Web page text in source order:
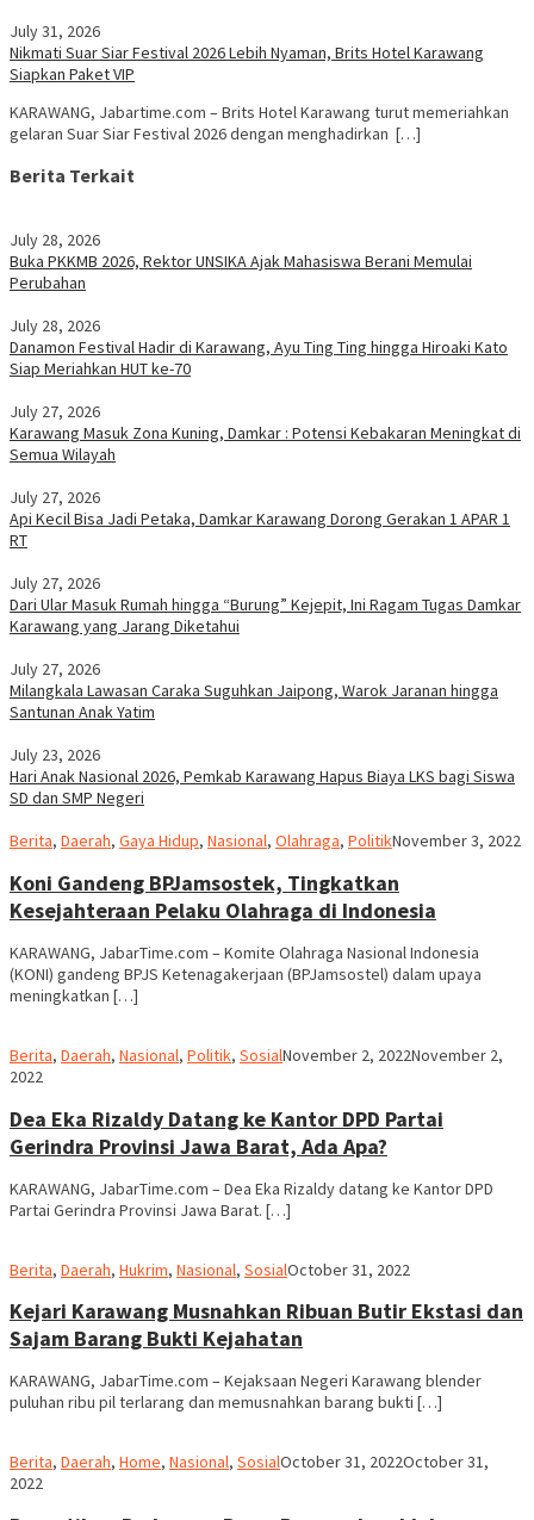
July 31, 2026
Nikmati Suar Siar Festival 2026 Lebih Nyaman, Brits Hotel Karawang
Siapkan Paket VIP
KARAWANG, Jabartime.com – Brits Hotel Karawang turut memeriahkan
gelaran Suar Siar Festival 2026 dengan menghadirkan […]
Berita Terkait
July 28, 2026
Buka PKKMB 2026, Rektor UNSIKA Ajak Mahasiswa Berani Memulai
Perubahan
July 28, 2026
Danamon Festival Hadir di Karawang, Ayu Ting Ting hingga Hiroaki Kato
Siap Meriahkan HUT ke-70
July 27, 2026
Karawang Masuk Zona Kuning, Damkar : Potensi Kebakaran Meningkat di
Semua Wilayah
July 27, 2026
Api Kecil Bisa Jadi Petaka, Damkar Karawang Dorong Gerakan 1 APAR 1
RT
July 27, 2026
Dari Ular Masuk Rumah hingga “Burung” Kejepit, Ini Ragam Tugas Damkar
Karawang yang Jarang Diketahui
July 27, 2026
Milangkala Lawasan Caraka Suguhkan Jaipong, Warok Jaranan hingga
Santunan Anak Yatim
July 23, 2026
Hari Anak Nasional 2026, Pemkab Karawang Hapus Biaya LKS bagi Siswa
SD dan SMP Negeri
JabarTime.com
Berita, Daerah, Gaya Hidup, Nasional, Olahraga, Politikadmin
November 3, 2022
Koni Gandeng BPJamsostek, Tingkatkan
Kesejahteraan Pelaku Olahraga di Indonesia
KARAWANG, JabarTime.com – Komite Olahraga Nasional Indonesia
(KONI) gandeng BPJS Ketenagakerjaan (BPJamsostel) dalam upaya
meningkatkan […]
Berita, Daerah, Nasional, Politik, Sosialadmin
November 2, 2022November 2,
2022
Dea Eka Rizaldy Datang ke Kantor DPD Partai
Gerindra Provinsi Jawa Barat, Ada Apa?
KARAWANG, JabarTime.com – Dea Eka Rizaldy datang ke Kantor DPD
Partai Gerindra Provinsi Jawa Barat. […]
Berita, Daerah, Hukrim, Nasional, Sosialadmin
October 31, 2022
Kejari Karawang Musnahkan Ribuan Butir Ekstasi dan
Sajam Barang Bukti Kejahatan
KARAWANG, JabarTime.com – Kejaksaan Negeri Karawang blender
puluhan ribu pil terlarang dan memusnahkan barang bukti […]
Berita, Daerah, Home, Nasional, Sosialadmin
October 31, 2022October 31,
2022